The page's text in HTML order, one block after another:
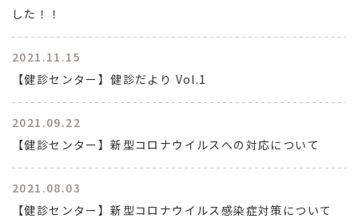
した！！
2021.11.15
【健診センター】健診だより Vol.1
2021.09.22
【健診センター】新型コロナウイルスへの対応について
2021.08.03
【健診センター】新型コロナウイルス感染症対策について